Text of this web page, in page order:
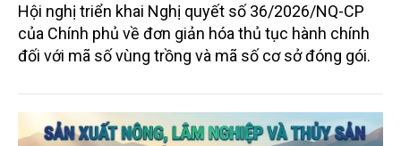
Hội nghị triển khai Nghị quyết số 36/2026/NQ-CP
của Chính phủ về đơn giản hóa thủ tục hành chính
đối với mã số vùng trồng và mã số cơ sở đóng gói.